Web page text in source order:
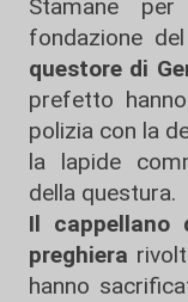
Stamane per
fondazione
questore di
prefetto
polizia con la
la lapide
della questura.
Il cappellano
preghiera
hanno